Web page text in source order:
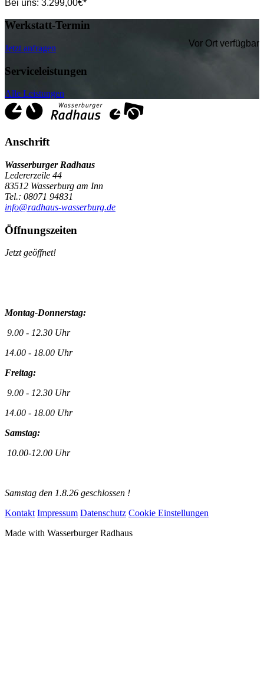
Bei uns: 3.299,00€*
Vor Ort verfügbar
Werkstatt-Termin
Jetzt anfragen
Serviceleistungen
Alle Leistungen
Anschrift
Wasserburger Radhaus
Ledererzeile 44
83512 Wasserburg am Inn
Tel.: 08071 94831
info@radhaus-wasserburg.de
Öffnungszeiten
Jetzt geöffnet!
Montag-Donnerstag:
9.00 - 12.30 Uhr
14.00 - 18.00 Uhr
Freitag:
9.00 - 12.30 Uhr
14.00 - 18.00 Uhr
Samstag:
10.00-12.00 Uhr
Samstag den 1.8.26 geschlossen !
Kontakt Impressum Datenschutz Cookie Einstellungen
Made with Wasserburger Radhaus